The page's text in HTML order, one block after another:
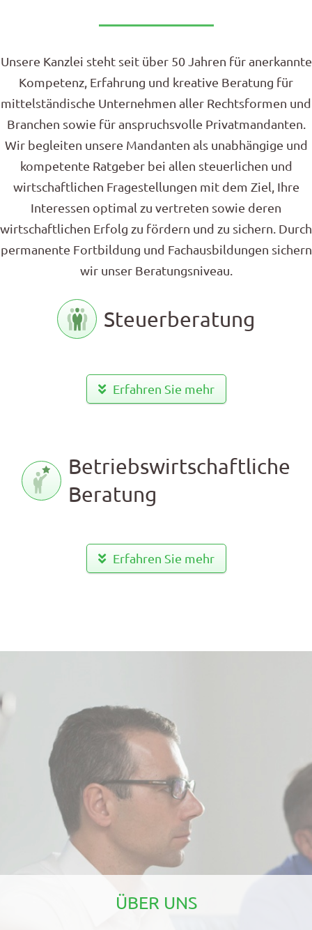
Unsere Kanzlei steht seit über 50 Jahren für anerkannte
Kompetenz, Erfahrung und kreative Beratung für
mittelständische Unternehmen aller Rechtsformen und
Branchen sowie für anspruchsvolle Privatmandanten.
Wir begleiten unsere Mandanten als unabhängige und
kompetente Ratgeber bei allen steuerlichen und
wirtschaftlichen Fragestellungen mit dem Ziel, Ihre
Interessen optimal zu vertreten sowie deren
wirtschaftlichen Erfolg zu fördern und zu sichern. Durch
permanente Fortbildung und Fachausbildungen sichern
wir unser Beratungsniveau.
Steuerberatung
Erfahren Sie mehr
Betriebswirtschaftliche
Beratung
Erfahren Sie mehr
ÜBER UNS